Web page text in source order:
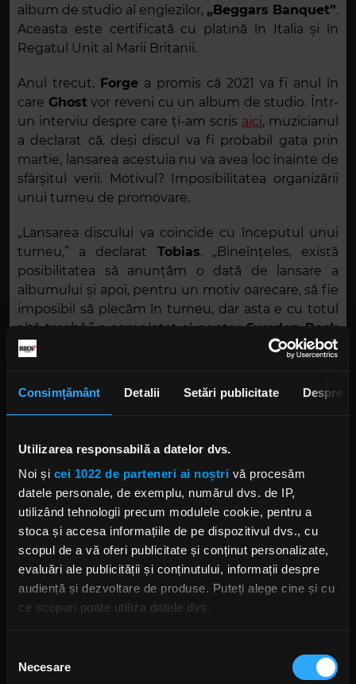
Consimțământ Detalii Setări publicitate Despre
Utilizarea responsabilă a datelor dvs.
Noi și cei 1022 de parteneri ai noștri vă procesăm
datele personale, de exemplu, numărul dvs. de IP,
utilizând tehnologii precum modulele cookie, pentru a
stoca și accesa informațiile de pe dispozitivul dvs., cu
scopul de a vă oferi publicitate și conținut personalizate,
evaluări ale publicității și conținutului, informații despre
audiență și dezvoltare de produse. Puteți alege cine și cu
ce scopuri poate utiliza datele dvs.
Să colectăm informațiile cu privire la locația dvs.
consimțământului
Necesare
album de studio al englezilor, „Beggars Banquet”.
Aceasta este certificată cu platină în Italia și în
Regatul Unit al Marii Britanii.
Anul trecut, Forge a promis că 2021 va fi anul în
care Ghostvor reveni cu un album de studio. Într-
un interviu despre care ți-am scris aici, muzicianul
a declarat că, deși discul va fi probabil gata prin
martie, lansarea acestuia nu va avea loc înainte de
sfârșitul verii. Motivul? Imposibilitatea organizării
unui turneu de promovare.
„Lansarea discului va coincide cu începutul unui
turneu,” a declarat Tobias. „Bineînțeles, există
posibilitatea să anunțăm o dată de lansare a
albumului și apoi, pentru un motiv oarecare, să fie
imposibil să plecăm în turneu, dar asta e cu totul
altă treabă,” a completat el pentruSweden Rock
Magazine
Captură ecran YouTube
GHOST CONCERT GHOST PAPA EMERITUS IV GHOST
TOBIAS FORGE